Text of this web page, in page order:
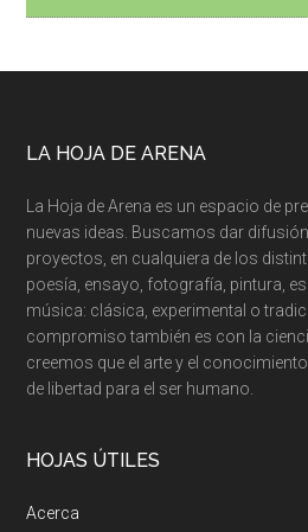
LA HOJA DE ARENA
La Hoja de Arena es un espacio de
nuevas ideas. Buscamos dar
proyectos, en cualquiera de los
poesía, ensayo, fotografía, pintura,
música: clásica, experimental o
compromiso también es con la
creemos que el arte y el
de libertad para el ser humano.
HOJAS ÚTILES
Acerca